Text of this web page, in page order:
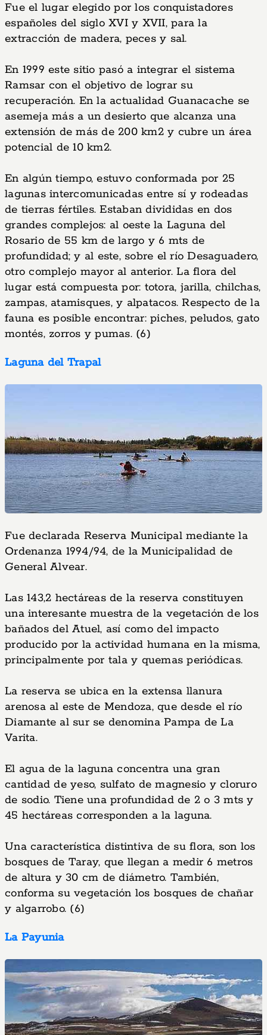
Fue el lugar elegido por los conquistadores
españoles del siglo XVI y XVII, para la
extracción de madera, peces y sal.
En 1999 este sitio pasó a integrar el sistema
Ramsar con el objetivo de lograr su
recuperación. En la actualidad Guanacache se
asemeja más a un desierto que alcanza una
extensión de más de 200 km2 y cubre un área
potencial de 10 km2.
En algún tiempo, estuvo conformada por 25
lagunas intercomunicadas entre sí y rodeadas
de tierras fértiles. Estaban divididas en dos
grandes complejos: al oeste la Laguna del
Rosario de 55 km de largo y 6 mts de
profundidad; y al este, sobre el río Desaguadero,
otro complejo mayor al anterior. La flora del
lugar está compuesta por: totora, jarilla, chilchas,
zampas, atamisques, y alpatacos. Respecto de la
fauna es posible encontrar: piches, peludos, gato
montés, zorros y pumas. (6)
Laguna del Trapal
Fue declarada Reserva Municipal mediante la
Ordenanza 1994/94, de la Municipalidad de
General Alvear.
Las 143,2 hectáreas de la reserva constituyen
una interesante muestra de la vegetación de los
bañados del Atuel, así como del impacto
producido por la actividad humana en la misma,
principalmente por tala y quemas periódicas.
La reserva se ubica en la extensa llanura
arenosa al este de Mendoza, que desde el río
Diamante al sur se denomina Pampa de La
Varita.
El agua de la laguna concentra una gran
cantidad de yeso, sulfato de magnesio y cloruro
de sodio. Tiene una profundidad de 2 o 3 mts y
45 hectáreas corresponden a la laguna.
Una característica distintiva de su flora, son los
bosques de Taray, que llegan a medir 6 metros
de altura y 30 cm de diámetro. También,
conforma su vegetación los bosques de chañar
y algarrobo. (6)
La Payunia